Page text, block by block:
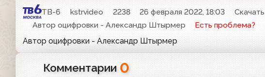
ТВ-6 kstrvideo 2238 26 февраля 2022, 18:03
Скачать
Автор оцифровки - Александр Штырмер
Есть проблема?
Автор оцифровки - Александр Штырмер
Комментарии 0